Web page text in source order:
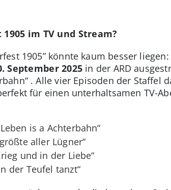
im TV und Stream?
1905” könnte kaum besser
September 2025 in der ARD
. Alle vier Episoden der
für einen unterhaltsamen TV-
is a Achterbahn“
aller Lügner“
und in der Liebe“
der Teufel tanzt“